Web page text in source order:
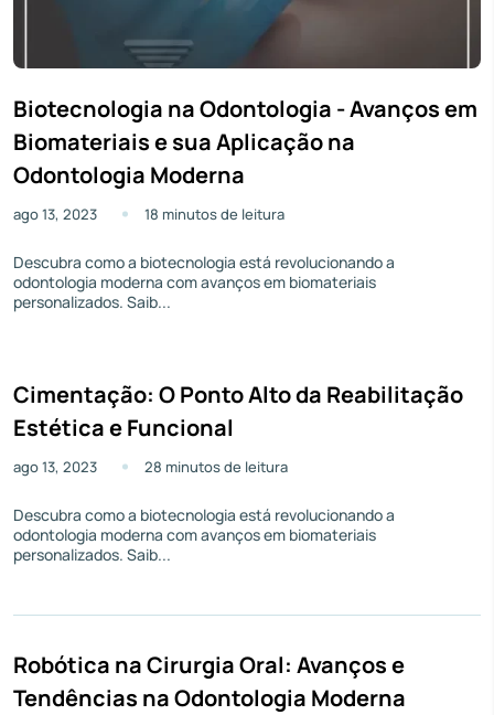
Biotecnologia na Odontologia - Avanços em
Biomateriais e sua Aplicação na
Odontologia Moderna
ago 13, 2023 18 minutos de leitura
Descubra como a biotecnologia está revolucionando a
odontologia moderna com avanços em biomateriais
personalizados. Saib...
Cimentação: O Ponto Alto da Reabilitação
Estética e Funcional
ago 13, 2023 28 minutos de leitura
Descubra como a biotecnologia está revolucionando a
odontologia moderna com avanços em biomateriais
personalizados. Saib...
Robótica na Cirurgia Oral: Avanços e
Tendências na Odontologia Moderna